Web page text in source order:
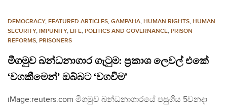
DEMOCRACY, FEATURED ARTICLES, GAMPAHA, HUMAN RIGHTS, HUMAN
SECURITY, IMPUNITY, LIFE, POLITICS AND GOVERNANCE, PRISON
REFORMS, PRISONERS
මීගමුව බන්ධනාගාර ගැටුම: ප්‍රකාශ ලෙවල් එකේ
‘වගකීමෙන්’ ඔබ්බට ‘වගවීම’
iMage:reuters.com මීගමුව බන්ධනාගාරයේ පසුගිය 5වනදා